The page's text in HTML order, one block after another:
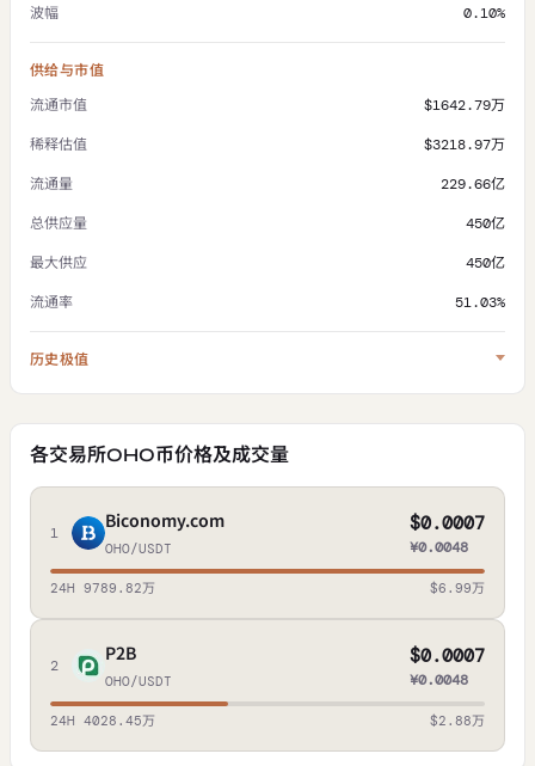
波幅 0.10%
供给与市值
流通市值
$1642.79万
稀释估值 $3218.97万
流通量 229.66亿
总供应量 450亿
最大供应 450亿
流通率 51.03%
历史极值
各交易所OHO币价格及成交量
1
Biconomy.com
OHO/USDT
$0.0007
¥0.0048
24H 9789.82万 $6.99万
2
P2B
OHO/USDT
$0.0007
¥0.0048
24H 4028.45万 $2.88万